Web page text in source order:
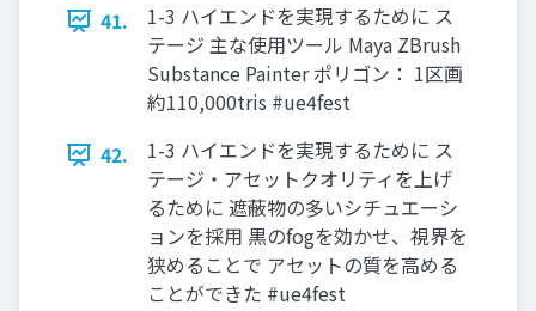
41.
1-3 ハイエンドを実現するために ス
テージ 主な使用ツール Maya ZBrush
Substance Painter ポリゴン： 1区画
約110,000tris #ue4fest
42.
1-3 ハイエンドを実現するために ス
テージ・アセットクオリティを上げ
るために 遮蔽物の多いシチュエーシ
ョンを採用 黒のfogを効かせ、視界を
狭めることで アセットの質を高める
ことができた #ue4fest